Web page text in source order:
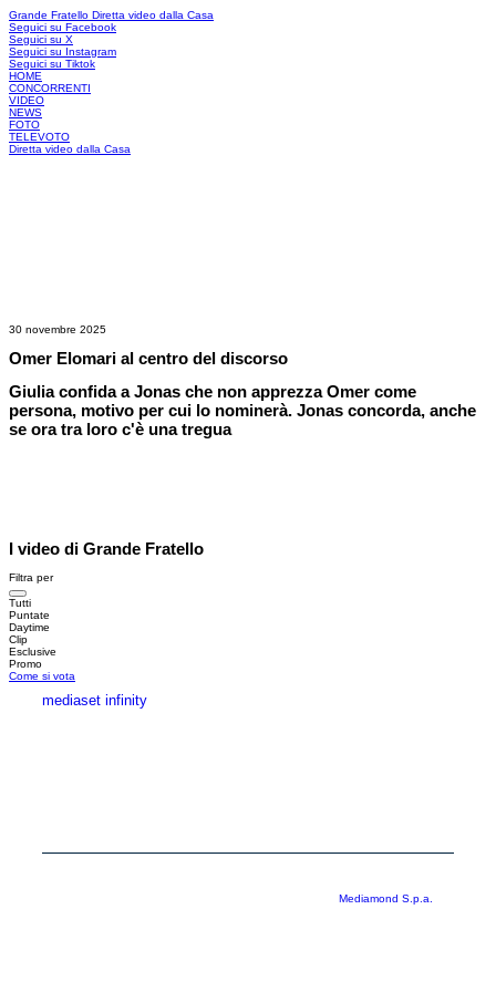
Grande Fratello Diretta video dalla Casa
Seguici su Facebook
Seguici su X
Seguici su Instagram
Seguici su Tiktok
HOME
CONCORRENTI
VIDEO
NEWS
FOTO
TELEVOTO
Diretta video dalla Casa
30 novembre 2025
Omer Elomari al centro del discorso
Giulia confida a Jonas che non apprezza Omer come
persona, motivo per cui lo nominerà. Jonas concorda, anche
se ora tra loro c'è una tregua
I video di Grande Fratello
Filtra per
Tutti
Puntate
Daytime
Clip
Esclusive
Promo
Come si vota
mediaset infinity
Mediamond S.p.a.